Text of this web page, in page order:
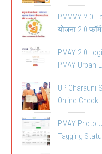
PMMVY 2.0
योजना 2.0 फॉर्म
PMAY 2.0
PMAY Urban
UP Gharauni
Online Check
PMAY Photo
Tagging